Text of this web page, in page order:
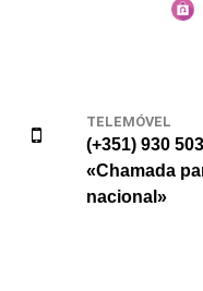
TELEMÓVEL
(+351) 930
«Chamada
nacional»